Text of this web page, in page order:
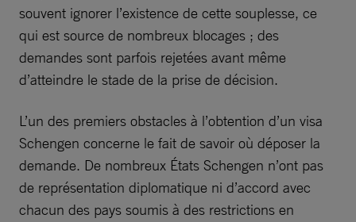
souvent ignorer l’existence de cette souplesse, ce
qui est source de nombreux blocages ; des
demandes sont parfois rejetées avant même
d’atteindre le stade de la prise de décision.
L’un des premiers obstacles à l’obtention d’un visa
Schengen concerne le fait de savoir où déposer la
demande. De nombreux États Schengen n’ont pas
de représentation diplomatique ni d’accord avec
chacun des pays soumis à des restrictions en